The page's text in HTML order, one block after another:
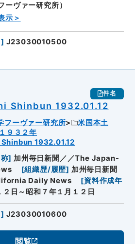
ーヴァー研究所）
示＞
] J23030010500
件名
Shinbun 1932.01.12
フーヴァー研究所
米国本土
９３２年
1932.01.12
] 加州毎日新聞／／The Japan-
[組織歴/履歴] 加州毎日新聞
Daily News
[資料作成年
日～昭和７年１月１２日
] J23030010600
閲覧